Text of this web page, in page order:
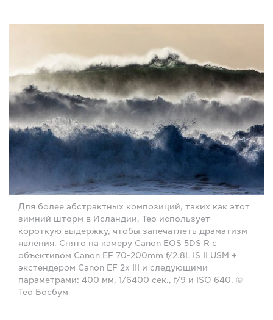
Для более абстрактных композиций, таких как этот
зимний шторм в Исландии, Тео использует
короткую выдержку, чтобы запечатлеть драматизм
явления. Снято на камеру Canon EOS 5DS R с
объективом Canon EF 70-200mm f/2.8L IS II USM +
экстендером Canon EF 2x III и следующими
параметрами: 400 мм, 1/6400 сек., f/9 и ISO 640. ©
Тео Босбум